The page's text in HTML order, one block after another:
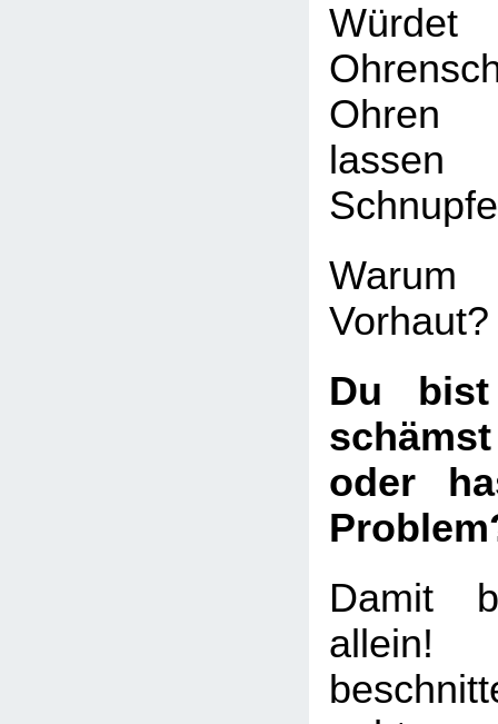
Ohren
Vorhaut?
Du bist
oder
Damit